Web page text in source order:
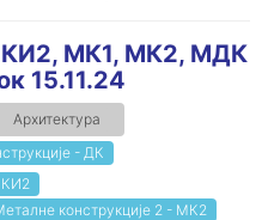
КИ2, МК1, МК2, МДК
15.11.24
Архитектура
- ДК
КИ2
конструкције 2 - МК2